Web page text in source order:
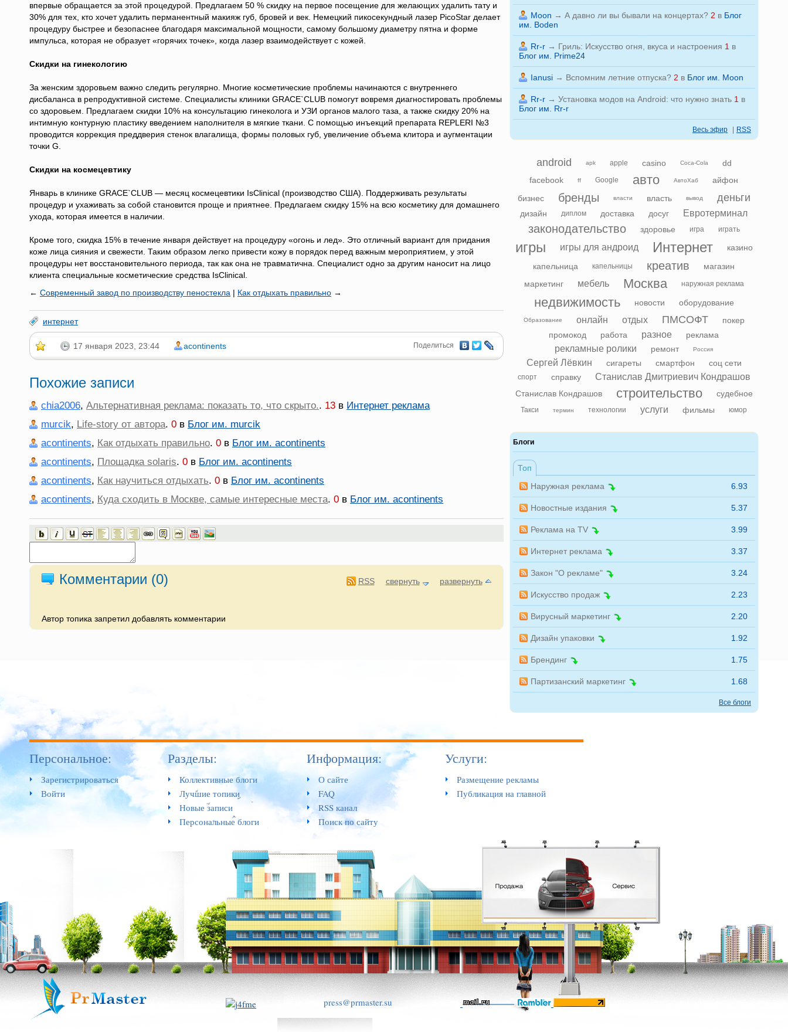
впервые обращается за этой процедурой. Предлагаем 50 % скидку на первое посещение для желающих удалить тату и
30% для тех, кто хочет удалить перманентный макияж губ, бровей и век. Немецкий пикосекундный лазер PicoStar делает
процедуру быстрее и безопаснее благодаря максимальной мощности, самому большому диаметру пятна и форме
импульса, которая не образует «горячих точек», когда лазер взаимодействует с кожей.
Скидки на гинекологию
За женским здоровьем важно следить регулярно. Многие косметические проблемы начинаются с внутреннего
дисбаланса в репродуктивной системе. Специалисты клиники GRACE`CLUB помогут вовремя диагностировать проблемы
со здоровьем. Предлагаем скидки 10% на консультацию гинеколога и УЗИ органов малого таза, а также скидку 20% на
интимную контурную пластику введением наполнителя в мягкие ткани. С помощью инъекций препарата REPLERI №3
проводится коррекция преддверия стенок влагалища, формы половых губ, увеличение объема клитора и аугментации
точки G.
Скидки на космецевтику
Январь в клинике GRACE`CLUB — месяц космецевтики IsClinical (производство США). Поддерживать результаты
процедур и ухаживать за собой становится проще и приятнее. Предлагаем скидку 15% на всю косметику для домашнего
ухода, которая имеется в наличии.
Кроме того, скидка 15% в течение января действует на процедуру «огонь и лед». Это отличный вариант для придания
коже лица сияния и свежести. Таким образом легко привести кожу в порядок перед важным мероприятием, у этой
процедуры нет восстановительного периода, так как она не травматична. Специалист одно за другим наносит на лицо
клиента специальные косметические средства IsClinical.
← Современный завод по производству пеностекла | Как отдыхать правильно →
интернет
17 января 2023, 23:44 acontinents Поделиться
Похожие записи
chia2006, Альтернативная реклама: показать то, что скрыто.. 13 в Интернет реклама
murcik, Life-story от автора. 0 в Блог им. murcik
acontinents, Как отдыхать правильно. 0 в Блог им. acontinents
acontinents, Площадка solaris. 0 в Блог им. acontinents
acontinents, Как научиться отдыхать. 0 в Блог им. acontinents
acontinents, Куда сходить в Москве, самые интересные места. 0 в Блог им. acontinents
Комментарии (0) RSS свернуть развернуть
Автор топика запретил добавлять комментарии
Moon → А давно ли вы бывали на концертах? 2 в Блог
им. Boden
Rr-r→ Гриль: Искусство огня, вкуса и настроения 1 в
Блог им. Prime24
Ianusi→ Вспомним летние отпуска? 2 в Блог им. Moon
Rr-r→ Установка модов на Android: что нужно знать 1 в
Блог им. Rr-r
Весь эфир RSS
android apk apple casino Coca-Cola
dd
facebook
ff Google авто АвтоХаб
айфон
бизнес
бренды власти власть вывод деньги
дизайн диплом доставка досуг Евротерминал
законодательство здоровье игра играть
игры игры для андроид Интернет
казино
капельница
капельницы креатив
магазин
маркетинг
мебель Москва наружная реклама
недвижимость новости оборудование
Образование онлайн отдых ПМСОФТ
покер
промокод
работа разное реклама
рекламные ролики ремонт Россия
Сергей Лёвкин сигареты смартфон соц сети
спорт справку Станислав Дмитриевич Кондрашов
Станислав Кондрашов строительство судебное
Такси термин технологии услуги фильмы юмор
Блоги
Топ
Наружная реклама
6.93
Новостные издания 5.37
Реклама на TV 3.99
Интернет реклама 3.37
Закон "О рекламе" 3.24
Искусство продаж 2.23
Вирусный маркетинг 2.20
Дизайн упаковки 1.92
Брендинг 1.75
Партизанский маркетинг 1.68
Все блоги
Персональное:
Зарегистрироваться
Войти
Разделы:
Коллективные блоги
Лучшие топики
Новые записи
Персональные блоги
Информация:
О сайте
FAQ
RSS канал
Поиск по сайту
Услуги:
Размещение рекламы
Публикация на главной
press@prmaster.su